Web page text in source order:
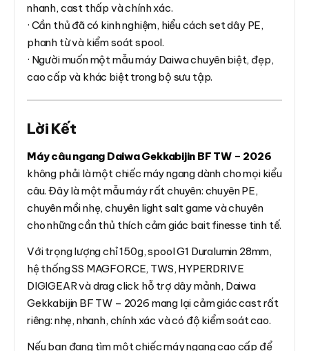
nhanh, cast thấp và chính xác.
· Cần thủ đã có kinh nghiệm, hiểu cách set dây PE,
phanh từ và kiểm soát spool.
· Người muốn một mẫu máy Daiwa chuyên biệt, đẹp,
cao cấp và khác biệt trong bộ sưu tập.
Lời Kết
Máy câu ngang Daiwa Gekkabijin BF TW – 2026
không phải là một chiếc máy ngang dành cho mọi kiểu
câu. Đây là một mẫu máy rất chuyên: chuyên PE,
chuyên mồi nhẹ, chuyên light salt game và chuyên
cho những cần thủ thích cảm giác bait finesse tinh tế.
Với trọng lượng chỉ 150g, spool G1 Duralumin 28mm,
hệ thống SS MAGFORCE, TWS, HYPERDRIVE
DIGIGEAR và drag click hỗ trợ dây mảnh, Daiwa
Gekkabijin BF TW – 2026 mang lại cảm giác cast rất
riêng: nhẹ, nhanh, chính xác và có độ kiểm soát cao.
Nếu bạn đang tìm một chiếc máy ngang cao cấp để